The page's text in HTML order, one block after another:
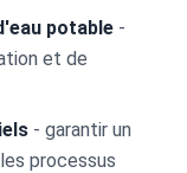
potable -
et de
- garantir un
processus